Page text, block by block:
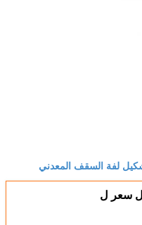
لفة السقف المعدني
سعر ل